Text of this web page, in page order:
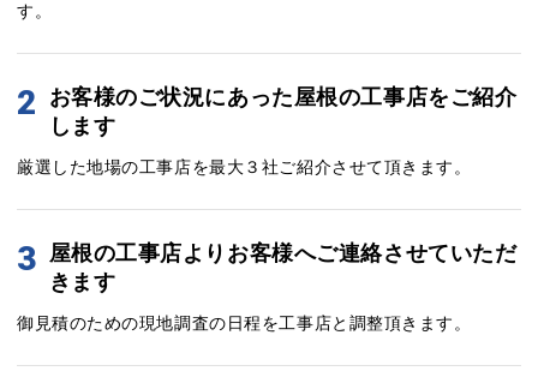
す。
2
お客様のご状況にあった屋根の工事店をご紹介
します
厳選した地場の工事店を最大３社ご紹介させて頂きます。
3 屋根の工事店よりお客様へご連絡させていただ
きます
御見積のための現地調査の日程を工事店と調整頂きます。